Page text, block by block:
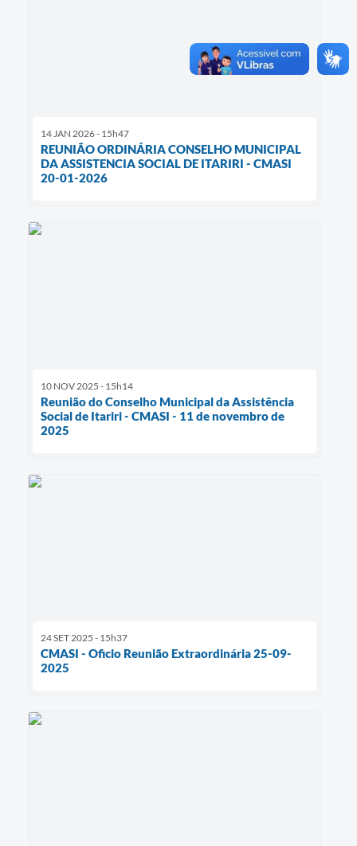
14 JAN 2026 - 15h47
REUNIÃO ORDINÁRIA CONSELHO MUNICIPAL
DA ASSISTENCIA SOCIAL DE ITARIRI - CMASI
20-01-2026
10 NOV 2025 - 15h14
Reunião do Conselho Municipal da Assistência
Social de Itariri - CMASI - 11 de novembro de
2025
24 SET 2025 - 15h37
CMASI - Oficio Reunião Extraordinária 25-09-
2025